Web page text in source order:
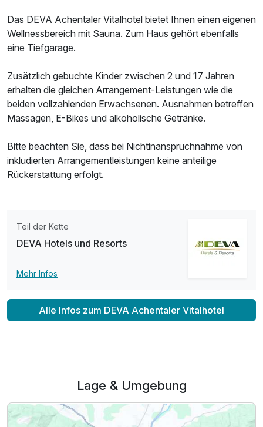
Das DEVA Achentaler Vitalhotel bietet Ihnen einen eigenen
Wellnessbereich mit Sauna. Zum Haus gehört ebenfalls
eine Tiefgarage.
Zusätzlich gebuchte Kinder zwischen 2 und 17 Jahren
erhalten die gleichen Arrangement-Leistungen wie die
beiden vollzahlenden Erwachsenen. Ausnahmen betreffen
Massagen, E-Bikes und alkoholische Getränke.
Bitte beachten Sie, dass bei Nichtinanspruchnahme von
inkludierten Arrangementleistungen keine anteilige
Rückerstattung erfolgt.
Teil der Kette
DEVA Hotels und Resorts
Mehr Infos
Alle Infos zum DEVA Achentaler Vitalhotel
Lage & Umgebung